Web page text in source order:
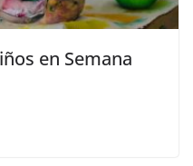
en Semana